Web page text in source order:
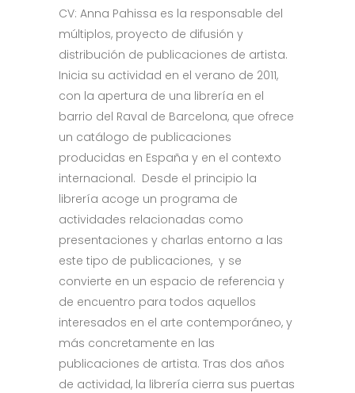
CV: Anna Pahissa es la responsable del
múltiplos, proyecto de difusión y
distribución de publicaciones de artista.
Inicia su actividad en el verano de 2011,
con la apertura de una librería en el
barrio del Raval de Barcelona, que ofrece
un catálogo de publicaciones
producidas en España y en el contexto
internacional. Desde el principio la
librería acoge un programa de
actividades relacionadas como
presentaciones y charlas entorno a las
este tipo de publicaciones, y se
convierte en un espacio de referencia y
de encuentro para todos aquellos
interesados en el arte contemporáneo, y
más concretamente en las
publicaciones de artista. Tras dos años
de actividad, la librería cierra sus puertas